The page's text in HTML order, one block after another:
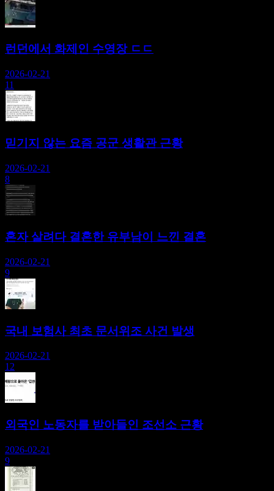
런던에서 화제인 수영장 ㄷㄷ
2026-02-21
11
믿기지 않는 요즘 공군 생활관 근황
2026-02-21
8
혼자 살려다 결혼한 유부남이 느낀 결혼
2026-02-21
9
국내 보험사 최초 문서위조 사건 발생
2026-02-21
12
외국인 노동자를 받아들인 조선소 근황
2026-02-21
9